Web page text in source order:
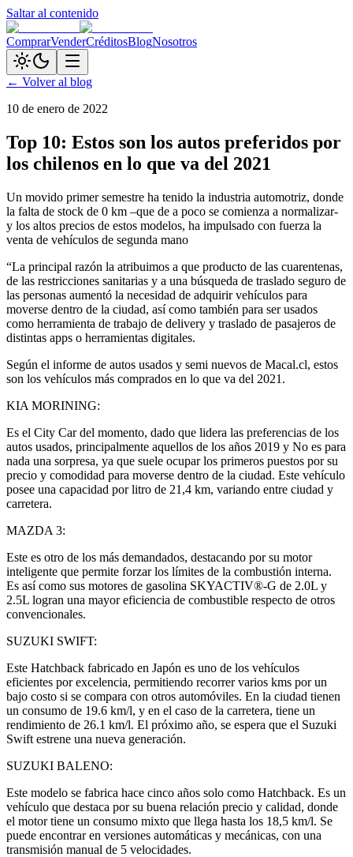
Saltar al contenido
ComprarVenderCréditosBlogNosotros
← Volver al blog
10 de enero de 2022
Top 10: Estos son los autos preferidos por
los chilenos en lo que va del 2021
Un movido primer semestre ha tenido la industria automotriz, donde
la falta de stock de 0 km –que de a poco se comienza a normalizar-
y los altos precios de estos modelos, ha impulsado con fuerza la
venta de vehículos de segunda mano
“La principal razón la atribuimos a que producto de las cuarentenas,
de las restricciones sanitarias y a una búsqueda de traslado seguro de
las personas aumentó la necesidad de adquirir vehículos para
moverse dentro de la ciudad, así como también para ser usados
como herramienta de trabajo de delivery y traslado de pasajeros de
distintas apps o herramientas digitales.
Según el informe de autos usados y semi nuevos de Macal.cl, estos
son los vehículos más comprados en lo que va del 2021.
KIA MORINING:
Es el City Car del momento, dado que lidera las preferencias de los
autos usados, principalmente aquellos de los años 2019 y No es para
nada una sorpresa, ya que suele ocupar los primeros puestos por su
precio y comodidad para moverse dentro de la ciudad. Este vehículo
posee una capacidad por litro de 21,4 km, variando entre ciudad y
carretera.
MAZDA 3:
Este es otro de los más demandados, destacando por su motor
inteligente que permite forzar los límites de la combustión interna.
Es así como sus motores de gasolina SKYACTIV®-G de 2.0L y
2.5L logran una mayor eficiencia de combustible respecto de otros
convencionales.
SUZUKI SWIFT:
Este Hatchback fabricado en Japón es uno de los vehículos
eficientes por excelencia, permitiendo recorrer varios kms por un
bajo costo si se compara con otros automóviles. En la ciudad tienen
un consumo de 19.6 km/l, y en el caso de la carretera, tiene un
rendimiento de 26.1 km/l. El próximo año, se espera que el Suzuki
Swift estrene una nueva generación.
SUZUKI BALENO:
Este modelo se fabrica hace cinco años solo como Hatchback. Es un
vehículo que destaca por su buena relación precio y calidad, donde
el motor tiene un consumo mixto que llega hasta los 18,5 km/l. Se
puede encontrar en versiones automáticas y mecánicas, con una
transmisión manual de 5 velocidades.